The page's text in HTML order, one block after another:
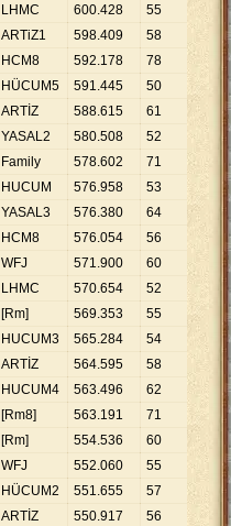
LHMC 600.428 55 10
ARTiZ1 598.409 58
HCM8 592.178 78 7
HÜCUM5 591.445 50 11
ARTİZ 588.615 61
YASAL2 580.508 52 11
Family 578.602 71
HUCUM 576.958 53
YASAL3 576.380 64
HCM8 576.054 56 10
WFJ 571.900 60
LHMC 570.654 52 10
[Rm] 569.353 55
HUCUM3 565.284 54 10
ARTİZ 564.595 58
HUCUM4 563.496 62 9
[Rm8] 563.191 71 7
[Rm] 554.536 60
WFJ 552.060 55 10
HÜCUM2 551.655 57
ARTİZ 550.917 56